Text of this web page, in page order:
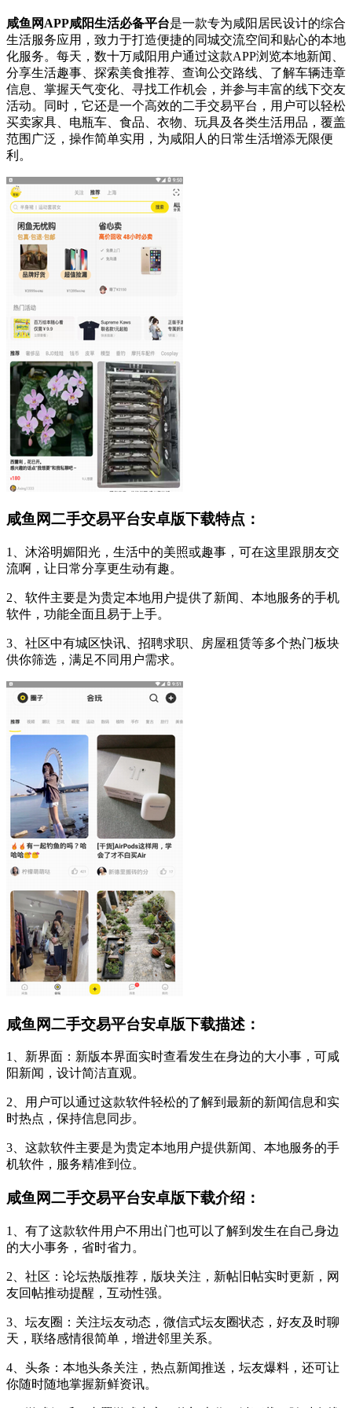
咸鱼网APP咸阳生活必备平台是一款专为咸阳居民设计的综合
生活服务应用，致力于打造便捷的同城交流空间和贴心的本地
化服务。每天，数十万咸阳用户通过这款APP浏览本地新闻、
分享生活趣事、探索美食推荐、查询公交路线、了解车辆违章
信息、掌握天气变化、寻找工作机会，并参与丰富的线下交友
活动。同时，它还是一个高效的二手交易平台，用户可以轻松
买卖家具、电瓶车、食品、衣物、玩具及各类生活用品，覆盖
范围广泛，操作简单实用，为咸阳人的日常生活增添无限便
利。
咸鱼网二手交易平台安卓版下载特点：
1、沐浴明媚阳光，生活中的美照或趣事，可在这里跟朋友交
流啊，让日常分享更生动有趣。
2、软件主要是为贵定本地用户提供了新闻、本地服务的手机
软件，功能全面且易于上手。
3、社区中有城区快讯、招聘求职、房屋租赁等多个热门板块
供你筛选，满足不同用户需求。
咸鱼网二手交易平台安卓版下载描述：
1、新界面：新版本界面实时查看发生在身边的大小事，可咸
阳新闻，设计简洁直观。
2、用户可以通过这款软件轻松的了解到最新的新闻信息和实
时热点，保持信息同步。
3、这款软件主要是为贵定本地用户提供新闻、本地服务的手
机软件，服务精准到位。
咸鱼网二手交易平台安卓版下载介绍：
1、有了这款软件用户不用出门也可以了解到发生在自己身边
的大小事务，省时省力。
2、社区：论坛热版推荐，版块关注，新帖旧帖实时更新，网
友回帖推动提醒，互动性强。
3、坛友圈：关注坛友动态，微信式坛友圈状态，好友及时聊
天，联络感情很简单，增进邻里关系。
4、头条：本地头条关注，热点新闻推送，坛友爆料，还可让
你随时随地掌握新鲜资讯。